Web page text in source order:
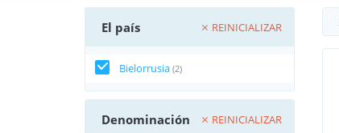
El país REINICIALIZAR
Bielorrusia (2)
Denominación REINICIALIZAR